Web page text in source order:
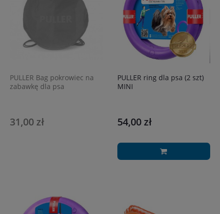
PULLER Bag pokrowiec na
zabawkę dla psa
31,00 zł
PULLER ring dla psa (2 szt)
MINI
54,00 zł